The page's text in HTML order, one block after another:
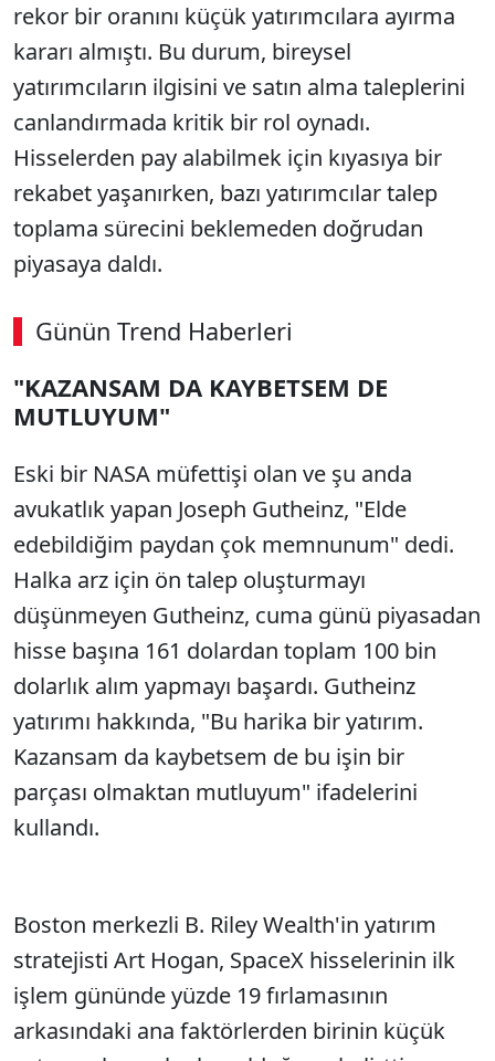
rekor bir oranını küçük yatırımcılara ayırma
kararı almıştı. Bu durum, bireysel
yatırımcıların ilgisini ve satın alma taleplerini
canlandırmada kritik bir rol oynadı.
Hisselerden pay alabilmek için kıyasıya bir
rekabet yaşanırken, bazı yatırımcılar talep
toplama sürecini beklemeden doğrudan
piyasaya daldı.
Günün Trend Haberleri
"KAZANSAM DA KAYBETSEM DE
MUTLUYUM"
Eski bir NASA müfettişi olan ve şu anda
avukatlık yapan Joseph Gutheinz, "Elde
edebildiğim paydan çok memnunum" dedi.
Halka arz için ön talep oluşturmayı
düşünmeyen Gutheinz, cuma günü piyasadan
hisse başına 161 dolardan toplam 100 bin
dolarlık alım yapmayı başardı. Gutheinz
yatırımı hakkında, "Bu harika bir yatırım.
Kazansam da kaybetsem de bu işin bir
parçası olmaktan mutluyum" ifadelerini
kullandı.
Boston merkezli B. Riley Wealth'in yatırım
stratejisti Art Hogan, SpaceX hisselerinin ilk
işlem gününde yüzde 19 fırlamasının
arkasındaki ana faktörlerden birinin küçük